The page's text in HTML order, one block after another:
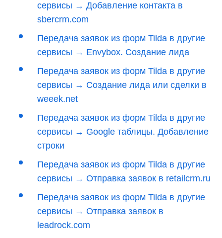
сервисы → Добавление контакта в
sbercrm.com
Передача заявок из форм Tilda в другие
сервисы → Envybox. Создание лида
Передача заявок из форм Tilda в другие
сервисы → Создание лида или сделки в
weeek.net
Передача заявок из форм Tilda в другие
сервисы → Google таблицы. Добавление
строки
Передача заявок из форм Tilda в другие
сервисы → Отправка заявок в retailcrm.ru
Передача заявок из форм Tilda в другие
сервисы → Отправка заявок в
leadrock.com